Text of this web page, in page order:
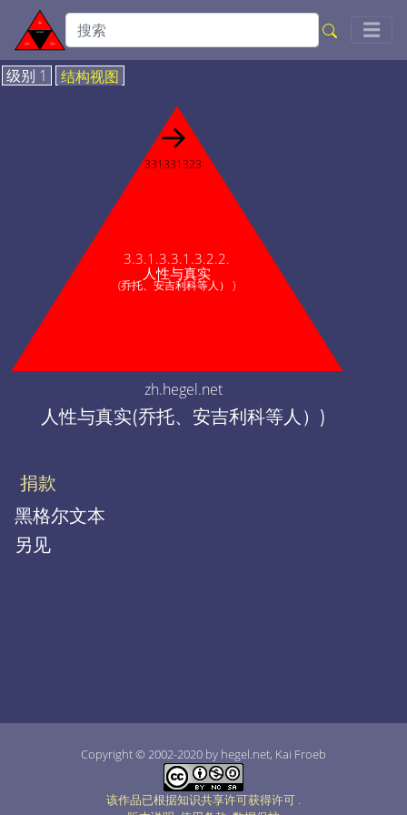
☰
级别 1 结构视图
3.3.1.3.3.1.3.2.2.
人性与真实
(乔托、安吉利科等人） )
→
331331323
zh.hegel.net
人性与真实(乔托、安吉利科等人）)
捐款
黑格尔文本
另见
Copyright © 2002-2020 by hegel.net, Kai Froeb
该作品已根据知识共享许可获得许可 .